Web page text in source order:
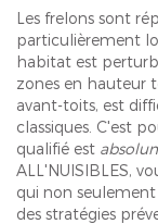
Les frelons sont
particulièrement
habitat est
zones en hauteur
avant-toits, est
classiques. C'est
qualifié est
ALL'NUISIBLES,
qui non
des stratégies